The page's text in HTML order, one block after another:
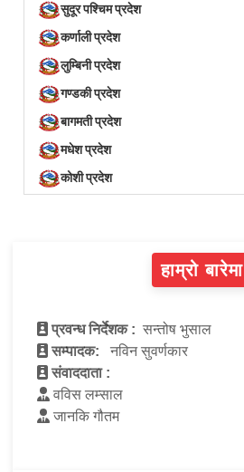
सुदूर पश्चिम प्रदेश
कर्णाली प्रदेश
लुम्बिनी प्रदेश
गण्डकी प्रदेश
बागमती प्रदेश
मधेश प्रदेश
कोशी प्रदेश
हाम्रो बारेमा
प्रवन्ध निर्देशक : सन्तोष भुसाल
सम्पादक:
नविन सुवर्णकार
संवाददाता :
वविस लम्साल
जानकि गौतम